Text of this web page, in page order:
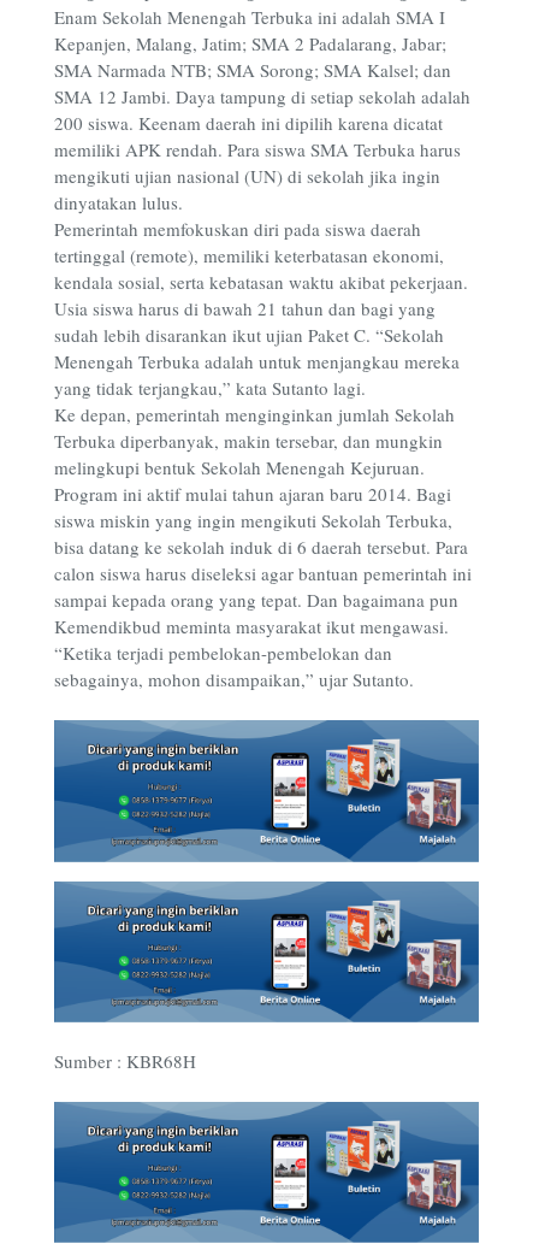
Enam Sekolah Menengah Terbuka ini adalah SMA I
Kepanjen, Malang, Jatim; SMA 2 Padalarang, Jabar;
SMA Narmada NTB; SMA Sorong; SMA Kalsel; dan
SMA 12 Jambi. Daya tampung di setiap sekolah adalah
200 siswa. Keenam daerah ini dipilih karena dicatat
memiliki APK rendah. Para siswa SMA Terbuka harus
mengikuti ujian nasional (UN) di sekolah jika ingin
dinyatakan lulus.
Pemerintah memfokuskan diri pada siswa daerah
tertinggal (remote), memiliki keterbatasan ekonomi,
kendala sosial, serta kebatasan waktu akibat pekerjaan.
Usia siswa harus di bawah 21 tahun dan bagi yang
sudah lebih disarankan ikut ujian Paket C. “Sekolah
Menengah Terbuka adalah untuk menjangkau mereka
yang tidak terjangkau,” kata Sutanto lagi.
Ke depan, pemerintah menginginkan jumlah Sekolah
Terbuka diperbanyak, makin tersebar, dan mungkin
melingkupi bentuk Sekolah Menengah Kejuruan.
Program ini aktif mulai tahun ajaran baru 2014. Bagi
siswa miskin yang ingin mengikuti Sekolah Terbuka,
bisa datang ke sekolah induk di 6 daerah tersebut. Para
calon siswa harus diseleksi agar bantuan pemerintah ini
sampai kepada orang yang tepat. Dan bagaimana pun
Kemendikbud meminta masyarakat ikut mengawasi.
“Ketika terjadi pembelokan-pembelokan dan
sebagainya, mohon disampaikan,” ujar Sutanto.
Sumber : KBR68H